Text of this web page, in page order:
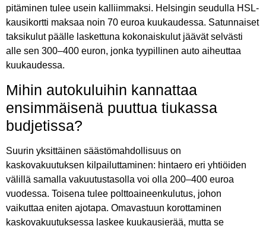
pitäminen tulee usein kalliimmaksi. Helsingin seudulla HSL-
kausikortti maksaa noin 70 euroa kuukaudessa. Satunnaiset
taksikulut päälle laskettuna kokonaiskulut jäävät selvästi
alle sen 300–400 euron, jonka tyypillinen auto aiheuttaa
kuukaudessa.
Mihin autokuluihin kannattaa
ensimmäisenä puuttua tiukassa
budjetissa?
Suurin yksittäinen säästömahdollisuus on
kaskovakuutuksen kilpailuttaminen: hintaero eri yhtiöiden
välillä samalla vakuutustasolla voi olla 200–400 euroa
vuodessa. Toisena tulee polttoaineenkulutus, johon
vaikuttaa eniten ajotapa. Omavastuun korottaminen
kaskovakuutuksessa laskee kuukausierää, mutta se